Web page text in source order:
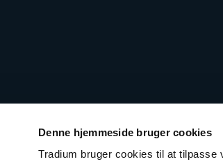
Denne hjemmeside bruger cookies
Tradium bruger cookies til at tilpasse